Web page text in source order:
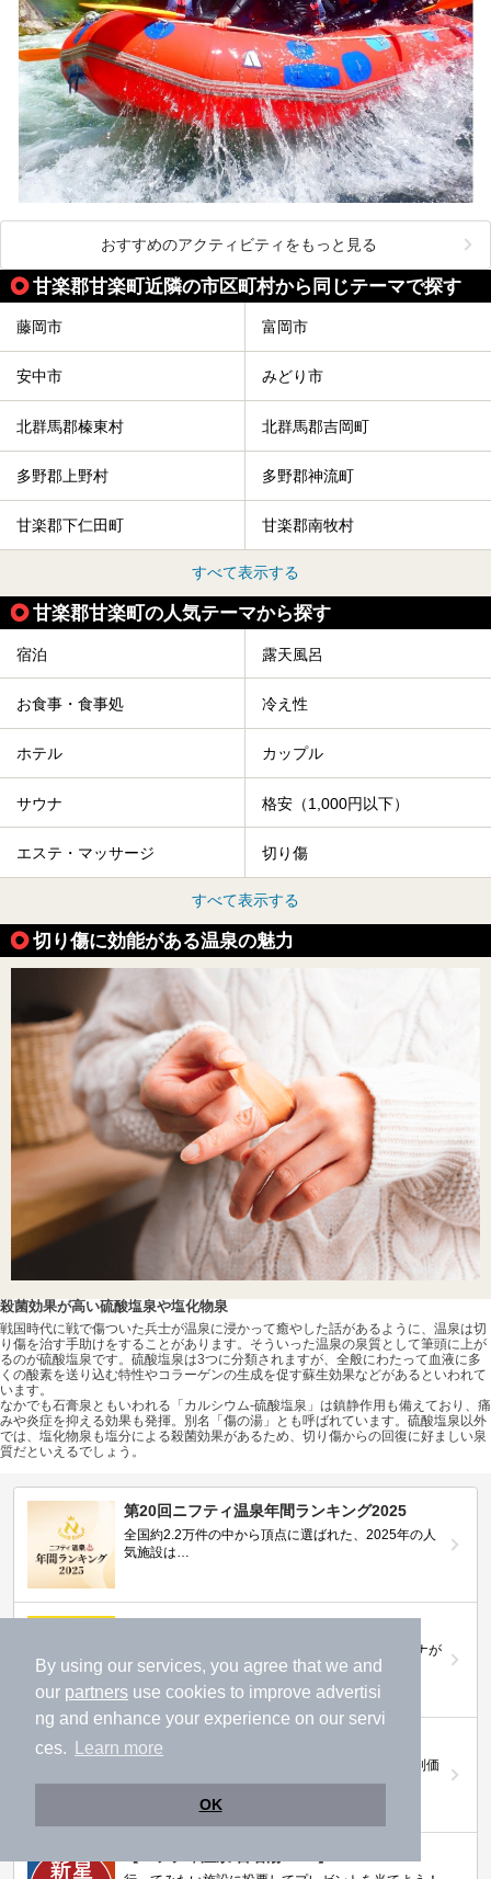
By using our services, you agree that we and
our partners use cookies to improve advertisi
ng and enhance your experience on our servi
ces.
Learn more
OK
おすすめのアクティビティをもっと見る
甘楽郡甘楽町近隣の市区町村から同じテーマで探す
藤岡市 富岡市
安中市 みどり市
北群馬郡榛東村 北群馬郡吉岡町
多野郡上野村 多野郡神流町
甘楽郡下仁田町 甘楽郡南牧村
すべて表示する
甘楽郡甘楽町の人気テーマから探す
宿泊 露天風呂
お食事・食事処 冷え性
ホテル カップル
サウナ 格安（1,000円以下）
エステ・マッサージ 切り傷
すべて表示する
切り傷に効能がある温泉の魅力
殺菌効果が高い硫酸塩泉や塩化物泉
戦国時代に戦で傷ついた兵士が温泉に浸かって癒やした話があるように、温泉は切
り傷を治す手助けをすることがあります。そういった温泉の泉質として筆頭に上が
るのが硫酸塩泉です。硫酸塩泉は3つに分類されますが、全般にわたって血液に多
くの酸素を送り込む特性やコラーゲンの生成を促す蘇生効果などがあるといわれて
います。
なかでも石膏泉ともいわれる「カルシウム-硫酸塩泉」は鎮静作用も備えており、痛
みや炎症を抑える効果も発揮。別名「傷の湯」とも呼ばれています。硫酸塩泉以外
では、塩化物泉も塩分による殺菌効果があるため、切り傷からの回復に好ましい泉
質だといえるでしょう。
第20回ニフティ温泉年間ランキング2025
全国約2.2万件の中から頂点に選ばれた、2025年の人
気施設は…
おふろ好きユーザーの投票により、全国No.1サウナが
決定！
ニフティ温泉プレミアムクーポン
ノジマモバイル会員向け 通常よりもお得な「特別価
格」で人気の温泉を満喫できる！